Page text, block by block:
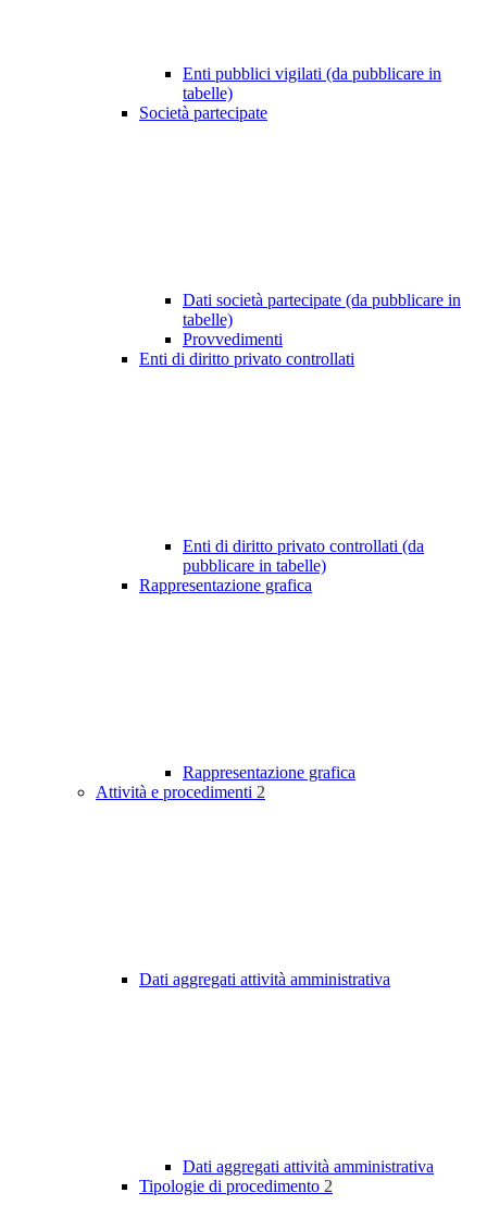
Enti pubblici vigilati (da pubblicare in
tabelle)
Società partecipate
Dati società partecipate (da pubblicare in
tabelle)
Provvedimenti
Enti di diritto privato controllati
Enti di diritto privato controllati (da
pubblicare in tabelle)
Rappresentazione grafica
Rappresentazione grafica
Attività e procedimenti 2
Dati aggregati attività amministrativa
Dati aggregati attività amministrativa
Tipologie di procedimento 2